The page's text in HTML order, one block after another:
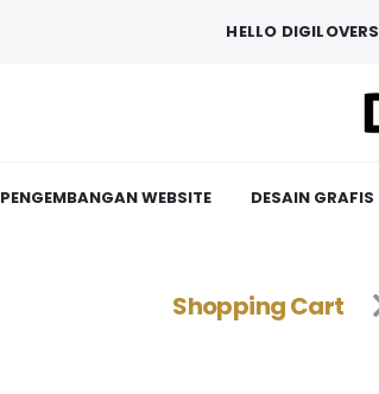
HELLO DIGILOVERS
PENGEMBANGAN WEBSITE DESAIN GRAFIS
Shopping Cart